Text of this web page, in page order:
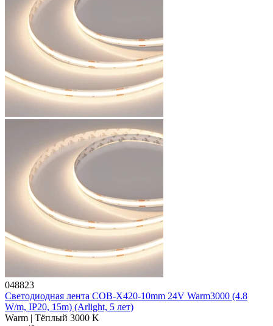
048823
Светодиодная лента COB-X420-10mm 24V Warm3000 (4.8
W/m, IP20, 15m) (Arlight, 5 лет)
Warm | Тёплый 3000 K